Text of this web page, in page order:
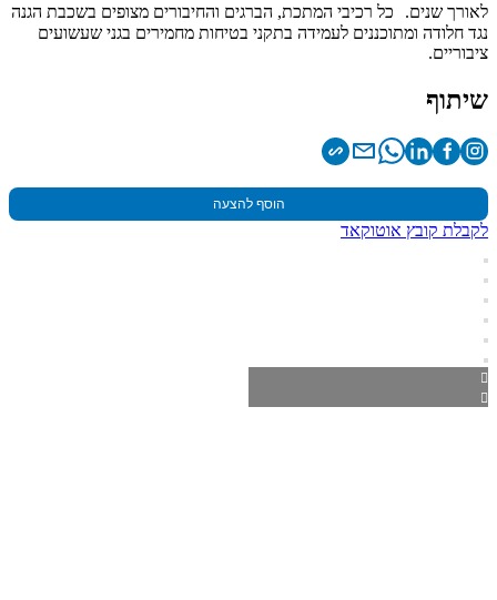
לאורך שנים. כל רכיבי המתכת, הברגים והחיבורים מצופים בשכבת הגנה
נגד חלודה ומתוכננים לעמידה בתקני בטיחות מחמירים בגני שעשועים
ציבוריים.
שיתוף
הוסף להצעה
לקבלת קובץ אוטוקאד